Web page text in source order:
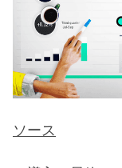
ソース